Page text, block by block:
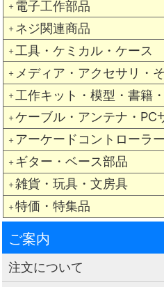
＋ 電子工作部品
＋ ネジ関連商品
＋ 工具・ケミカル・ケース
＋ メディア・アクセサリ・
＋ 工作キット・模型・書籍
＋ ケーブル・アンテナ・PC
＋ アーケードコントローラ
＋ ギター・ベース部品
＋ 雑貨・玩具・文房具
＋ 特価・特集品
ご案内
注文について